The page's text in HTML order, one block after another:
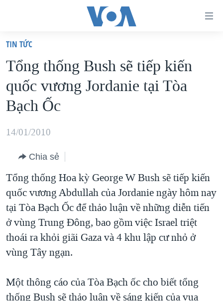
truy
cập
Tới
nội
dung
chính
hướng
chính
Đi
tới
"Tìm"
VIỆT NAM
HOA KỲ
BIỂN ĐÔNG
THẾ GIỚI
DIỄN ĐÀN
MỤC
TỰ DO BÁO CHÍ
VẠCH TRẦN TIN GIẢ
NGƯỜI VIỆT HẢI NGOẠI
ĐỜI SỐNG
KHOA HỌC
CHUYÊN ĐỀ
CHIẾN TRANH THƯƠNG MẠI CỦA MỸ: QUÁ KHỨ VÀ HIỆN
TẠI
HÀNH TRÌNH BẦU CỬ 2024
GIẢI MÃ VÀNH ĐAI & CON ĐƯỜNG
NGÀY TỊ NẠN THẾ GIỚI
HỌC TIẾNG ANH
VIDEO
NGHE
MẠNG XÃ HỘI
TIN TỨC
Tổng thống Bush sẽ tiếp kiến
quốc vương Jordanie tại Tòa
Bạch Ốc
14/01/2010
Chia sẻ
Tổng thống Hoa kỳ George W Bush sẽ tiếp kiến
quốc vương Abdullah của Jordanie ngày hôm nay
tại Tòa Bạch Ốc để thảo luận về những diễn tiến
ở vùng Trung Đông, bao gồm việc Israel triệt
thoái ra khỏi giãi Gaza và 4 khu lập cư nhỏ ở
vùng Tây ngạn.
Một thông cáo của Tòa Bạch ốc cho biết tổng
thống Bush sẽ thảo luận về sáng kiến của vua